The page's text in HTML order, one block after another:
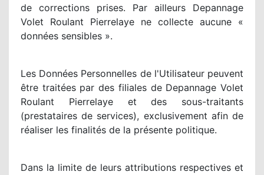
de corrections prises. Par ailleurs Depannage
Volet Roulant Pierrelaye ne collecte aucune «
données sensibles ».
Les Données Personnelles de l'Utilisateur peuvent
être traitées par des filiales de Depannage Volet
Roulant Pierrelaye et des sous-traitants
(prestataires de services), exclusivement afin de
réaliser les finalités de la présente politique.
Dans la limite de leurs attributions respectives et